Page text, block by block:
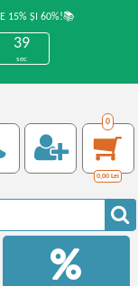
15% ȘI 60%!📚
38
sec
0
0,00 Lei